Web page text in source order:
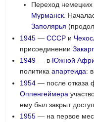
Переход
Мурманск.
Заполярья
1945 —СССР и
присоединении
1949 — в Южной
политикаапартеида:
1954 — после отказа
Оппенгеймера
ему был закрыт
1955 — на первое